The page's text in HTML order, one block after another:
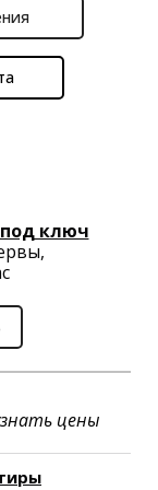
ключ
цены